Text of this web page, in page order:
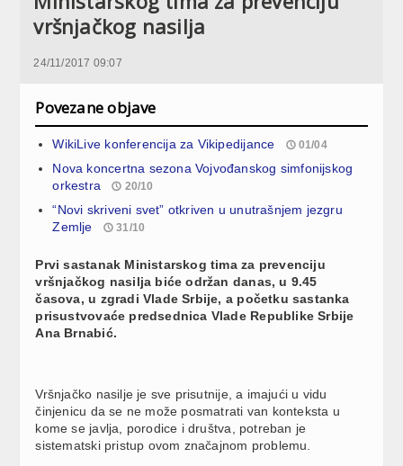
vršnjačkog nasilja
24/11/2017 09:07
Povezane objave
WikiLive konferencija za Vikipedijance 01/04
Nova koncertna sezona Vojvođanskog simfonijskog
orkestra
20/10
“Novi skriveni svet” otkriven u unutrašnjem jezgru
Zemlje
31/10
Prvi sastanak Ministarskog tima za prevenciju
vršnjačkog nasilja biće održan danas, u 9.45
časova, u zgradi Vlade Srbije, a početku sastanka
prisustvovaće predsednica Vlade Republike Srbije
Ana Brnabić.
Vršnjačko nasilje je sve prisutnije, a imajući u vidu
činjenicu da se ne može posmatrati van konteksta u
kome se javlja, porodice i društva, potreban je
sistematski pristup ovom značajnom problemu.